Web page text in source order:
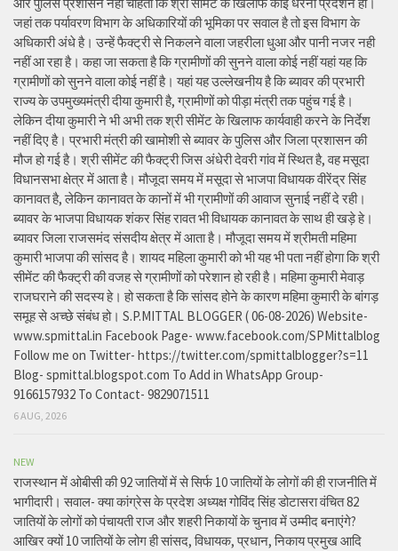
जहां तक पर्यावरण विभाग के अधिकारियों की भूमिका पर सवाल है तो इस विभाग के
अधिकारी अंधे है। उन्हें फैक्ट्री से निकलने वाला जहरीला धुआ और पानी नजर नही
नहीं आ रहा है। कहा जा सकता है कि ग्रामीणों की सुनने वाला कोई नहीं यहां यह कि
ग्रामीणों को सुनने वाला कोई नहीं है। यहां यह उल्लेखनीय है कि ब्यावर की प्रभारी
राज्य के उपमुख्यमंत्री दीया कुमारी है, ग्रामीणों को पीड़ा मंत्री तक पहुंच गई है।
लेकिन दीया कुमारी ने भी अभी तक श्री सीमेंट के खिलाफ कार्यवाही करने के निर्देश
नहीं दिए है। प्रभारी मंत्री की खामोशी से ब्यावर के पुलिस और जिला प्रशासन की
मौज हो गई है। श्री सीमेंट की फैक्ट्री जिस अंधेरी देवरी गांव में स्थित है, वह मसूदा
विधानसभा क्षेत्र में आता है। मौजूदा समय में मसूदा से भाजपा विधायक वीरेंद्र सिंह
कानावत है, लेकिन कानावत के कानों में भी ग्रामीणों की आवाज सुनाई नहीं दे रही।
ब्यावर के भाजपा विधायक शंकर सिंह रावत भी विधायक कानावत के साथ ही खड़े हे।
ब्यावर जिला राजसमंद संसदीय क्षेत्र में आता है। मौजूदा समय में श्रीमती महिमा
कुमारी भाजपा की सांसद है। शायद महिला कुमारी को भी यह भी पता नहीं होगा कि श्री
सीमेंट की फैक्ट्री की वजह से ग्रामीणों को परेशान हो रही है। महिमा कुमारी मेवाड़
राजघराने की सदस्य हे। हो सकता है कि सांसद होने के कारण महिमा कुमारी के बांगड़
समूह से अच्छे संबंध हो। S.P.MITTAL BLOGGER ( 06-08-2026) Website-
www.spmittal.in Facebook Page- www.facebook.com/SPMittalblog
Follow me on Twitter- https://twitter.com/spmittalblogger?s=11
Blog- spmittal.blogspot.com To Add in WhatsApp Group-
9166157932 To Contact- 9829071511
6 AUG, 2026
NEW
राजस्थान में ओबीसी की 92 जातियों में से सिर्फ 10 जातियों के लोगों की ही राजनीति में
भागीदारी। सवाल- क्या कांग्रेस के प्रदेश अध्यक्ष गोविंद सिंह डोटासरा वंचित 82
जातियों के लोगों को पंचायती राज और शहरी निकायों के चुनाव में उम्मीद बनाएंगे?
आखिर क्यों 10 जातियों के लोग ही सांसद, विधायक, प्रधान, निकाय प्रमुख आदि